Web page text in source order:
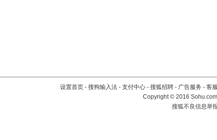
设置首页 - 搜狗输入法 - 支付中心 - 搜狐招聘 - 广告服务 - 客
Copyright©2016
搜狐不良信息举